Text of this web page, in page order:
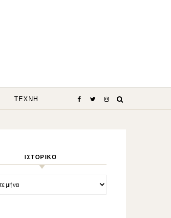
ΤΈΧΝΗ
ΙΣΤΟΡΙΚΌ